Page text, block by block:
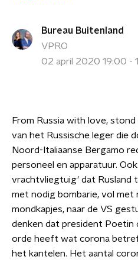
Bureau Buitenland
VPRO
02 april 2020 19:00 -
From Russia with love,
van het Russische leger die
Noord-Italiaanse Bergamo
personeel en apparatuur.
vrachtvliegtuig' dat Rusland
met nodig bombarie, vol met
mondkapjes, naar de VS
denken dat president Poetin
orde heeft wat corona
het kantelen. Het aantal